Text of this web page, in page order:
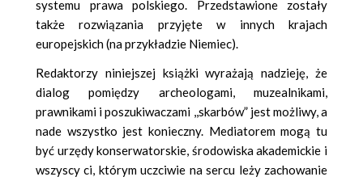
systemu prawa polskiego. Przedstawione zostały
także rozwiązania przyjęte w innych krajach
europejskich (na przykładzie Niemiec).
Redaktorzy niniejszej książki wyrażają nadzieję, że
dialog pomiędzy archeologami, muzealnikami,
prawnikami i poszukiwaczami ,,skarbów” jest możliwy, a
nade wszystko jest konieczny. Mediatorem mogą tu
być urzędy konserwatorskie, środowiska akademickie i
wszyscy ci, którym uczciwie na sercu leży zachowanie